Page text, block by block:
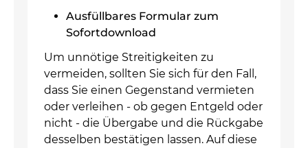
Ausfüllbares Formular zum
Sofortdownload
Um unnötige Streitigkeiten zu
vermeiden, sollten Sie sich für den Fall,
dass Sie einen Gegenstand vermieten
oder verleihen - ob gegen Entgeld oder
nicht - die Übergabe und die Rückgabe
desselben bestätigen lassen. Auf diese